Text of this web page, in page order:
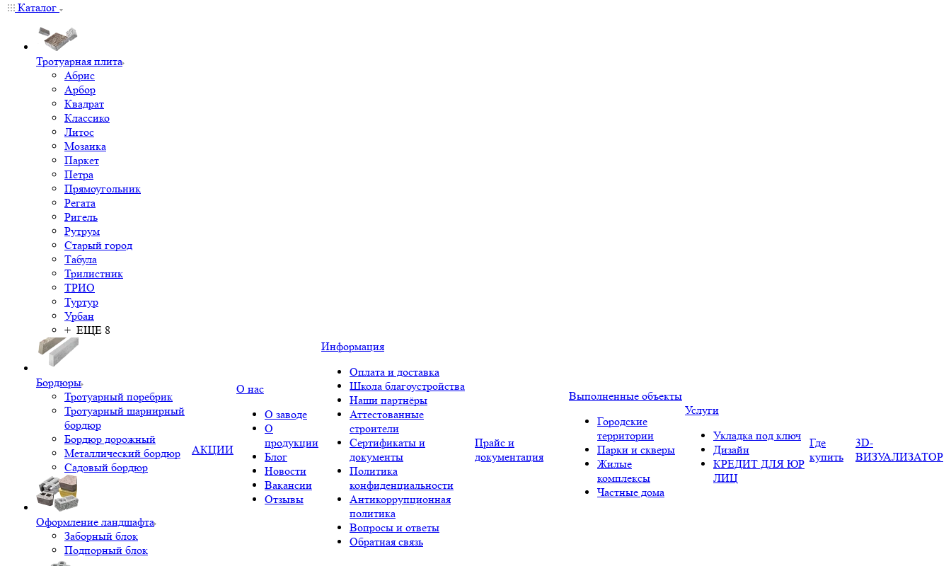
Каталог
Тротуарная плита
Абрис
Арбор
Квадрат
Классико
Литос
Мозаика
Паркет
Петра
Прямоугольник
Регата
Ригель
Рутрум
Старый город
Табула
Трилистник
ТРИО
Туртур
Урбан
+ ЕЩЕ 8
Бордюры
Тротуарный поребрик
Тротуарный шарнирный
бордюр
Бордюр дорожный
Металлический бордюр
Садовый бордюр
Оформление ландшафта
Заборный блок
Подпорный блок
АКЦИИ
О нас
О заводе
О
продукции
Блог
Новости
Вакансии
Отзывы
Информация
Оплата и доставка
Школа благоустройства
Наши партнёры
Аттестованные
строители
Сертификаты и
документы
Политика
конфиденциальности
Антикоррупционная
политика
Вопросы и ответы
Обратная связь
Прайс и
документация
Выполненные объекты
Городские
территории
Парки и скверы
Жилые
комплексы
Частные дома
Услуги
Укладка под ключ
Дизайн
КРЕДИТ ДЛЯ ЮР
ЛИЦ
Где
купить
3D-
ВИЗУАЛИЗАТОР